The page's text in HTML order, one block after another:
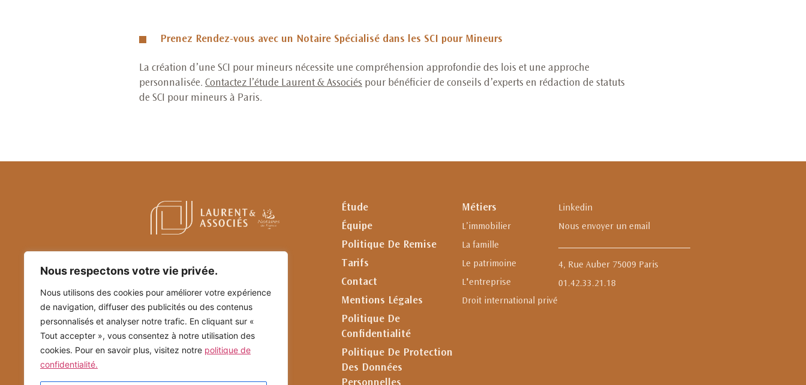
Nous respectons votre vie privée.
Nous utilisons des cookies pour améliorer votre expérience
de navigation, diffuser des publicités ou des contenus
personnalisés et analyser notre trafic. En cliquant sur «
Tout accepter », vous consentez à notre utilisation des
cookies. Pour en savoir plus, visitez notre politique de
confidentialité.
Prenez Rendez-vous avec un Notaire Spécialisé dans les SCI pour Mineurs
La création d’une SCI pour mineurs nécessite une compréhension approfondie des lois et une approche
personnalisée. Contactez l’étude Laurent & Associés pour bénéficier de conseils d’experts en rédaction de statuts
de SCI pour mineurs à Paris.
Étude
Équipe
Politique De Remise
Tarifs
Contact
Mentions Légales
Politique De
Confidentialité
Politique De Protection
Des Données
Métiers
L’immobilier
La famille
Le patrimoine
L'entreprise
Droit international privé
Linkedin
Nous envoyer un email
4, Rue Auber 75009 Paris
01.42.33.21.18